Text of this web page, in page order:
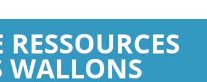
WALLONS